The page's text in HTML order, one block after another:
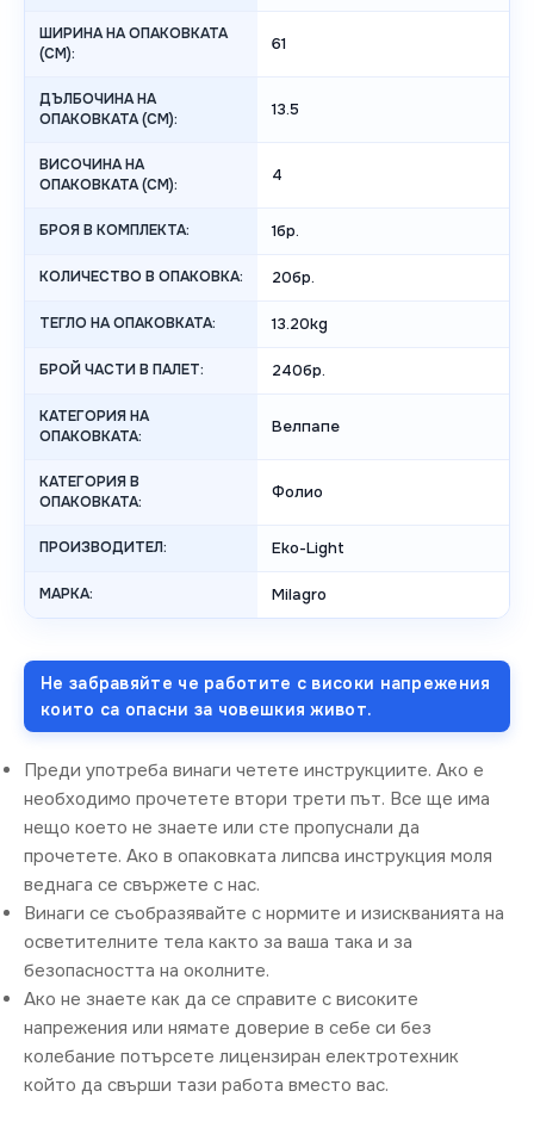
ШИРИНА НА ОПАКОВКАТА
(CM):
61
ДЪЛБОЧИНА НА
ОПАКОВКАТА (CM):
13.5
ВИСОЧИНА НА
ОПАКОВКАТА (СМ):
4
БРОЯ В КОМПЛЕКТА: 1бр.
КОЛИЧЕСТВО В ОПАКОВКА: 20бр.
ТЕГЛО НА ОПАКОВКАТА: 13.20kg
БРОЙ ЧАСТИ В ПАЛЕТ: 240бр.
КАТЕГОРИЯ НА
ОПАКОВКАТА:
Велпапе
КАТЕГОРИЯ В
ОПАКОВКАТА:
Фолио
ПРОИЗВОДИТЕЛ: Eko-Light
МАРКА: Milagro
Не забравяйте че работите с високи напрежения
които са опасни за човешкия живот.
Преди употреба винаги четете инструкциите. Ако е
необходимо прочетете втори трети път. Все ще има
нещо което не знаете или сте пропуснали да
прочетете. Ако в опаковката липсва инструкция моля
веднага се свържете с нас.
Винаги се съобразявайте с нормите и изискванията на
осветителните тела както за ваша така и за
безопасността на околните.
Ако не знаете как да се справите с високите
напрежения или нямате доверие в себе си без
колебание потърсете лицензиран електротехник
който да свърши тази работа вместо вас.